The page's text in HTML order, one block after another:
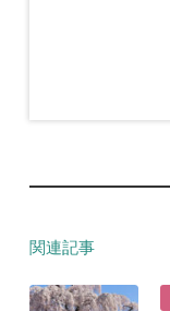
関連記事